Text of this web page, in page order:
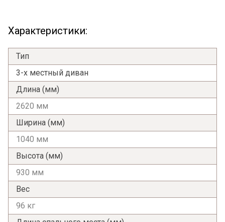
Характеристики:
Тип
3-х местный диван
Длина (мм)
2620 мм
Ширина (мм)
1040 мм
Высота (мм)
930 мм
Вес
96 кг